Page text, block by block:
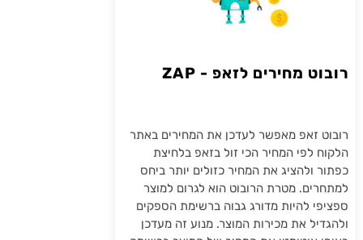
רובוט מחירים לזאפ - ZAP
רובוט זאפ מאפשר לעדכן את המחירים באתר
הלקוח לפי המחיר הכי זול בזאפ בלחיצת
כפתור ולהציג את המחיר כזולים יותר ביחס
למתחרים. מטרת הרובוט הוא לגרום למוצר
ספציפי להיות מדורג גבוה ברשימת הספקים
ולהגדיל את מכירות המוצר. מנוע זה מעדכן